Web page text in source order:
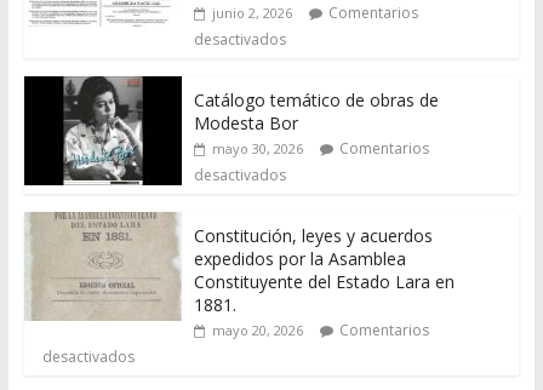
junio 2, 2026
Comentarios
desactivados
Catálogo temático de obras de
Modesta Bor
mayo 30, 2026
Comentarios
desactivados
Constitución, leyes y acuerdos
expedidos por la Asamblea
Constituyente del Estado Lara en
1881.
mayo 20, 2026
Comentarios
desactivados